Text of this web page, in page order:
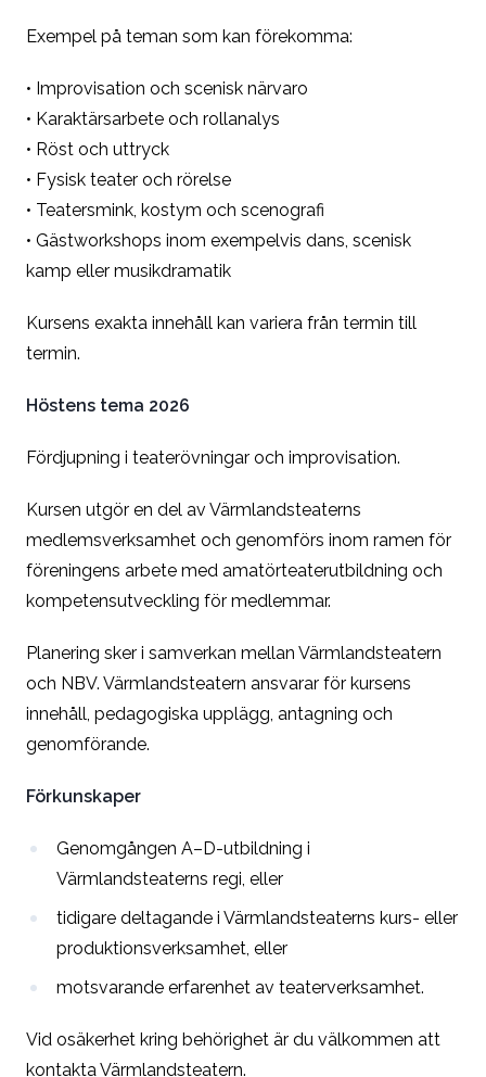
Exempel på teman som kan förekomma:
• Improvisation och scenisk närvaro
• Karaktärsarbete och rollanalys
• Röst och uttryck
• Fysisk teater och rörelse
• Teatersmink, kostym och scenografi
• Gästworkshops inom exempelvis dans, scenisk
kamp eller musikdramatik
Kursens exakta innehåll kan variera från termin till
termin.
Höstens tema 2026
Fördjupning i teaterövningar och improvisation.
Kursen utgör en del av Värmlandsteaterns
medlemsverksamhet och genomförs inom ramen för
föreningens arbete med amatörteaterutbildning och
kompetensutveckling för medlemmar.
Planering sker i samverkan mellan Värmlandsteatern
och NBV. Värmlandsteatern ansvarar för kursens
innehåll, pedagogiska upplägg, antagning och
genomförande.
Förkunskaper
Genomgången A–D-utbildning i
Värmlandsteaterns regi, eller
tidigare deltagande i Värmlandsteaterns kurs- eller
produktionsverksamhet, eller
motsvarande erfarenhet av teaterverksamhet.
Vid osäkerhet kring behörighet är du välkommen att
kontakta Värmlandsteatern.